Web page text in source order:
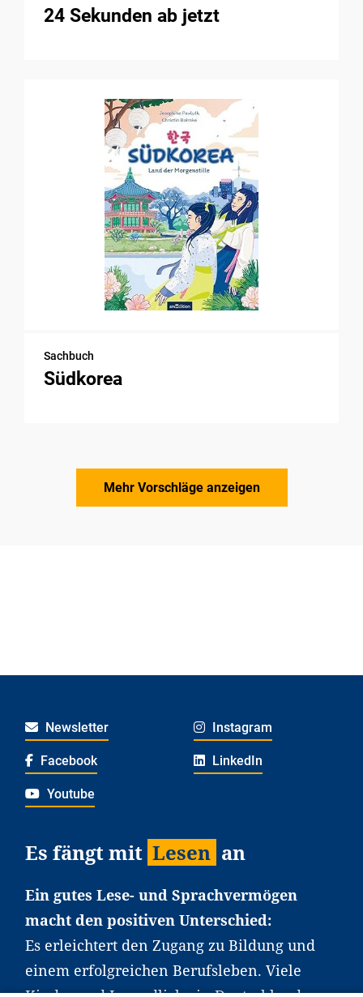
24 Sekunden ab jetzt
Sachbuch
Südkorea
Mehr Vorschläge anzeigen
Newsletter Instagram
Facebook LinkedIn
Youtube
Es fängt mit Lesen an
Ein gutes Lese- und Sprachvermögen
macht den positiven Unterschied:
Es erleichtert den Zugang zu Bildung und
einem erfolgreichen Berufsleben. Viele